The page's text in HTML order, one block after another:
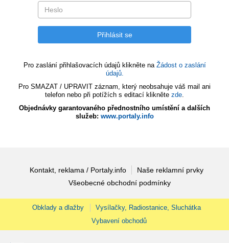
Pro zaslání přihlašovacích údajů klikněte na Žádost o zaslání
údajů.
Pro SMAZAT / UPRAVIT záznam, který neobsahuje váš mail ani
telefon nebo při potížích s editací klikněte zde.
Objednávky garantovaného přednostního umístění a dalších
služeb: www.portaly.info
Kontakt, reklama / Portaly.info
Naše reklamní prvky
Všeobecné obchodní podmínky
Obklady a dlažby
Vysílačky, Radiostanice, Sluchátka
Vybavení obchodů